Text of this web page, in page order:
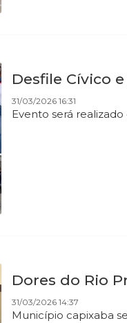
Desfile Cívico
31/03/2026 16:31
Evento será
Dores do Rio
31/03/2026 14:37
Município capixaba